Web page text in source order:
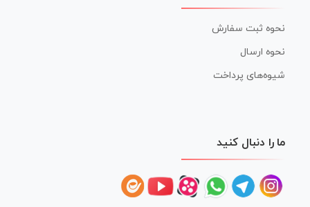
نحوه ثبت سفارش
نحوه ارسال
شیوه‌های پرداخت
ما را دنبال کنید